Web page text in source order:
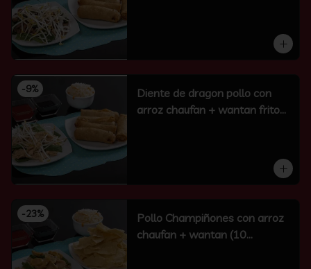
-9%
Diente de dragon pollo con
arroz chaufan + wantan frito
-23%
Pollo Champiñones con arroz
chaufan + wantan (10